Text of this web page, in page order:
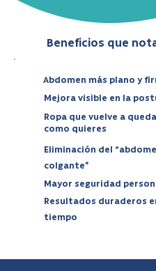
Beneficios que
Abdomen más plano y
Mejora visible en la
Ropa que vuelve a
como quieres
Eliminación del
colgante”
Mayor seguridad
Resultados duraderos
tiempo